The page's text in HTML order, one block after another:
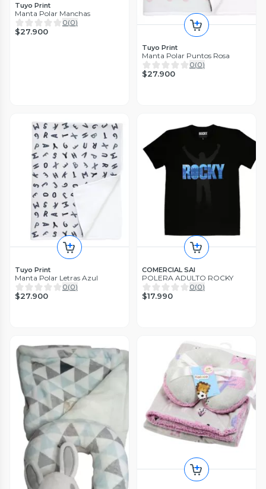
Tuyo Print
Manta Polar Manchas
0(0)
$27.900
Tuyo Print
Manta Polar Puntos Rosa
0(0)
$27.900
Tuyo Print
Manta Polar Letras Azul
0(0)
$27.900
COMERCIAL SAI
POLERA ADULTO ROCKY
0(0)
$17.990